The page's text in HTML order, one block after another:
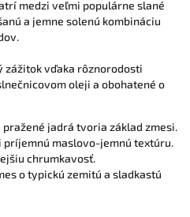
medzi veľmi populárne slané
a jemne solenú kombináciu
zážitok vďaka rôznorodosti
oleji a obohatené o
pražené jadrá tvoria základ zmesi.
príjemnú maslovo-jemnú textúru.
chrumkavosť.
o typickú zemitú a sladkastú